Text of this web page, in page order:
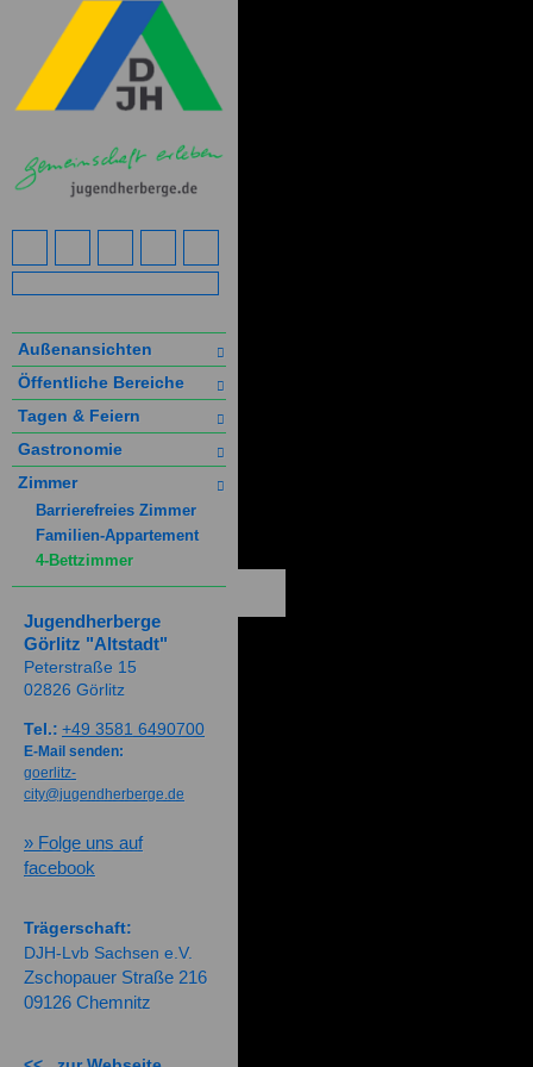
Außenansichten
Öffentliche Bereiche
Tagen & Feiern
Gastronomie
Zimmer
Barrierefreies Zimmer
Familien-Appartement
4-Bettzimmer
Jugendherberge
Görlitz "Altstadt"
Peterstraße 15
02826 Görlitz
Tel.: +49 3581 6490700
E-Mail senden:
goerlitz-
city@jugendherberge.de
» Folge uns auf
facebook
Trägerschaft:
DJH-Lvb Sachsen e.V.
Zschopauer Straße 216
09126 Chemnitz